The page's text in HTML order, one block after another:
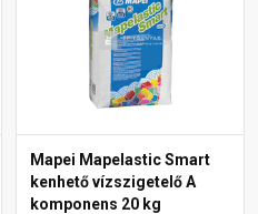
Mapei Mapelastic Smart
kenhető vízszigetelő A
komponens 20 kg